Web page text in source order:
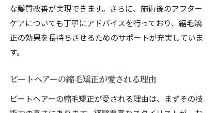
な髪質改善が実現できます。さらに、施術後のアフター
ケアについても丁寧にアドバイスを行っており、縮毛矯
正の効果を長持ちさせるためのサポートが充実していま
す。
ビートヘアーの縮毛矯正が愛される理由
ビートヘアーの縮毛矯正が愛される理由は、まずその技